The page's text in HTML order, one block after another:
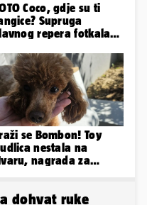
Coco, gdje su ti
Supruga
repera fotkala
sve
se Bombon! Toy
nestala na
nagrada za
dohvat ruke